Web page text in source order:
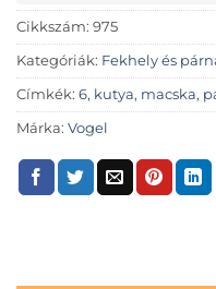
Cikkszám: 975
Kategóriák: Fekhely és
Címkék: 6, kutya, macska,
Márka: Vogel